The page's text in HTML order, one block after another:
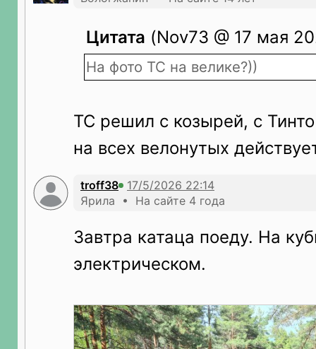
Цитата (Nov73 @ 17 мая
На фото ТС на велике?))
ТС решил с козырей, с
на всех велонутых
troff38
Ярила • На сайте 4 года
Завтра катаца поеду. На
электрическом.